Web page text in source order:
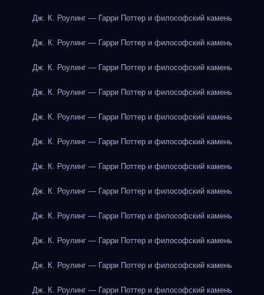
Дж. К. Роулинг — Гарри Поттер и философский камень
Дж. К. Роулинг — Гарри Поттер и философский камень
Дж. К. Роулинг — Гарри Поттер и философский камень
Дж. К. Роулинг — Гарри Поттер и философский камень
Дж. К. Роулинг — Гарри Поттер и философский камень
Дж. К. Роулинг — Гарри Поттер и философский камень
Дж. К. Роулинг — Гарри Поттер и философский камень
Дж. К. Роулинг — Гарри Поттер и философский камень
Дж. К. Роулинг — Гарри Поттер и философский камень
Дж. К. Роулинг — Гарри Поттер и философский камень
Дж. К. Роулинг — Гарри Поттер и философский камень
Дж. К. Роулинг — Гарри Поттер и философский камень